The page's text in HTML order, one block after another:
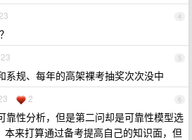
4
5
系规、每年的高架裸考抽奖次次没中
6
2
靠性分析，但是第二问却是可靠性模型选
本来打算通过备考提高自己的知识面，但